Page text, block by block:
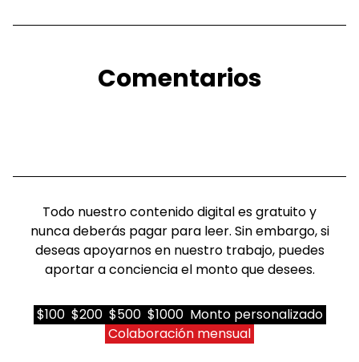
Comentarios
Todo nuestro contenido digital es gratuito y
nunca deberás pagar para leer. Sin embargo, si
deseas apoyarnos en nuestro trabajo, puedes
aportar a conciencia el monto que desees.
$100 $200 $500 $1000 Monto personalizado
Colaboración mensual